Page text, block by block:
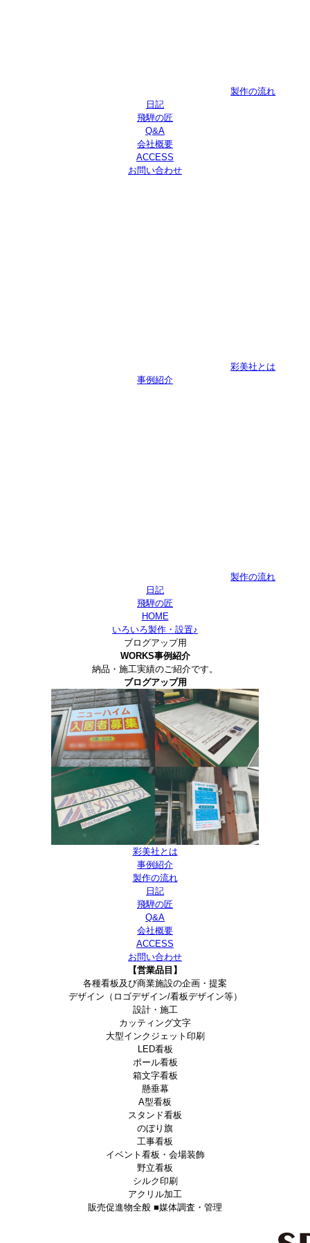
製作の流れ
日記
飛騨の匠
Q&A
会社概要
ACCESS
お問い合わせ
彩美社とは
事例紹介
製作の流れ
日記
飛騨の匠
HOME
いろいろ製作・設置♪
ブログアップ用
WORKS事例紹介
納品・施工実績のご紹介です。
ブログアップ用
彩美社とは
事例紹介
製作の流れ
日記
飛騨の匠
Q&A
会社概要
ACCESS
お問い合わせ
【営業品目】
各種看板及び商業施設の企画・提案
デザイン（ロゴデザイン/看板デザイン等）
設計・施工
カッティング文字
大型インクジェット印刷
LED看板
ポール看板
箱文字看板
懸垂幕
A型看板
スタンド看板
のぼり旗
工事看板
イベント看板・会場装飾
野立看板
シルク印刷
アクリル加工
販売促進物全般 ■媒体調査・管理